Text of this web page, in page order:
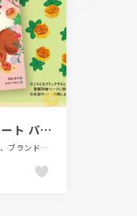
パイの実（チョコレート パイ）｜チョコレート｜お口の恋人 ロッテ
イラスト、フラットデザイン、ブランド・サービスサイト、ベージュ・ゴールド系、ポップ、飲料・食品